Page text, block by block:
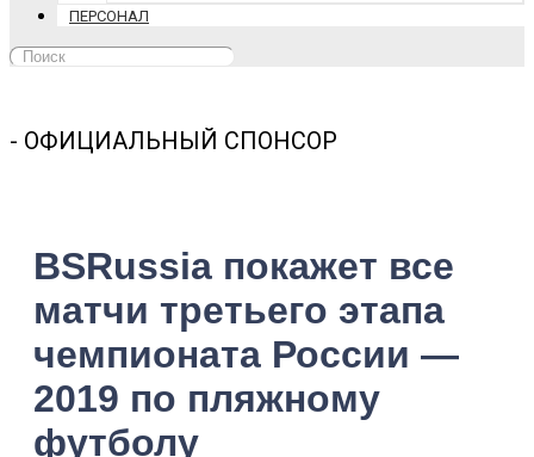
ПЕРСОНАЛ
- ОФИЦИАЛЬНЫЙ СПОНСОР
BSRussia покажет все
матчи третьего этапа
чемпионата России —
2019 по пляжному
футболу